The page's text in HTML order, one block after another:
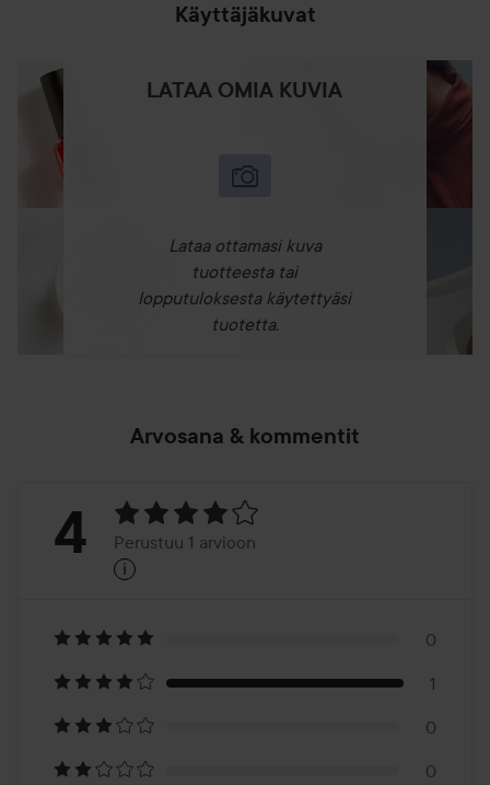
Käyttäjäkuvat
LATAA OMIA KUVIA
Lataa ottamasi kuva
tuotteesta tai
lopputuloksesta käytettyäsi
tuotetta.
Arvosana & kommentit
Arvosana:
Perustuu
1
arvioon
4 Perustuu 1 arvioon
i
0
1
0
0